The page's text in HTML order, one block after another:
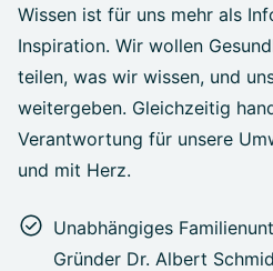
Wissen ist für uns mehr als
Inspiration. Wir wollen
teilen, was wir wissen, und
weitergeben. Gleichzeitig
Verantwortung für unsere
und mit Herz.
Unabhängiges
Gründer Dr. Albert